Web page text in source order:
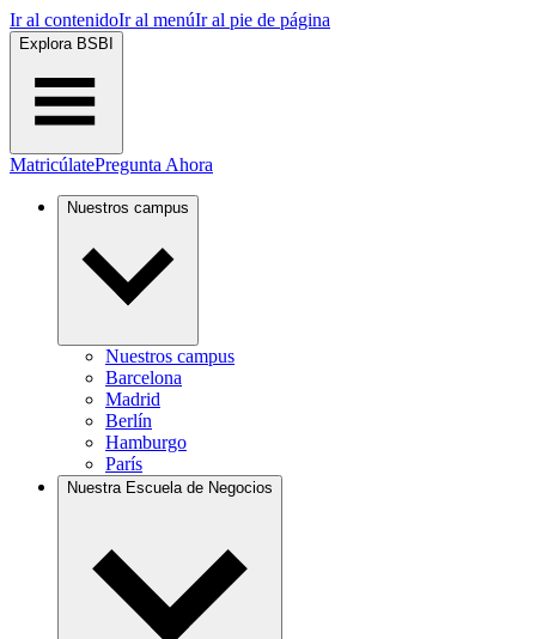
Ir al contenidoIr al menúIr al pie de página
Explora BSBI
MatricúlatePregunta Ahora
Nuestros campus
Nuestros campus
Barcelona
Madrid
Berlín
Hamburgo
París
Nuestra Escuela de Negocios